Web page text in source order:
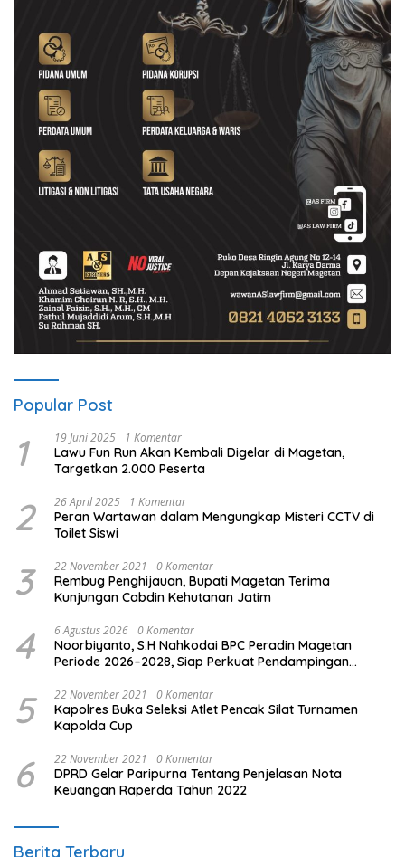
Popular Post
1 19 Juni 2025 1 Komentar
Lawu Fun Run Akan Kembali Digelar di Magetan,
Targetkan 2.000 Peserta
2 26 April 2025 1 Komentar
Peran Wartawan dalam Mengungkap Misteri CCTV di
Toilet Siswi
3 22 November 2021 0 Komentar
Rembug Penghijauan, Bupati Magetan Terima
Kunjungan Cabdin Kehutanan Jatim
4 6 Agustus 2026 0 Komentar
Noorbiyanto, S.H Nahkodai BPC Peradin Magetan
Periode 2026–2028, Siap Perkuat Pendampingan
5 22 November 2021 0 Komentar
Kapolres Buka Seleksi Atlet Pencak Silat Turnamen
Kapolda Cup
6 22 November 2021 0 Komentar
DPRD Gelar Paripurna Tentang Penjelasan Nota
Keuangan Raperda Tahun 2022
Berita Terbaru